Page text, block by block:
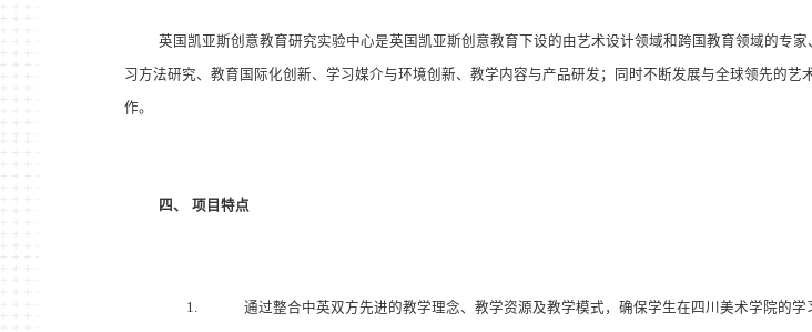
英国凯亚斯创意教育研究实验中心是英国凯亚斯创意教育下设的由艺术设计领域和跨国教育领域的专
习方法研究、教育国际化创新、学习媒介与环境创新、教学内容与产品研发；同时不断发展与全球领先的
作。
四、 项目特点
1. 通过整合中英双方先进的教学理念、教学资源及教学模式，确保学生在四川美术学院的